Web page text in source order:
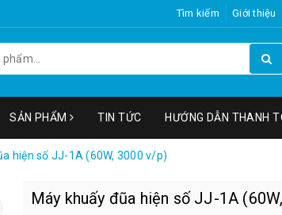
Tìm kiếm Giới thiệu
SẢN PHẨM TIN TỨC HƯỚNG DẪN THANH
hiện số JJ-1A (60W, 3000 v/p)
Máy khuấy đũa hiện số JJ-1A